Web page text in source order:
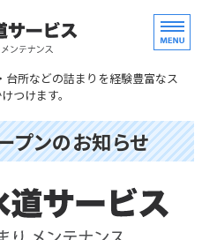
水まわり専門修
所などの詰まりを経験豊富なス
つけます。
プンのお知らせ